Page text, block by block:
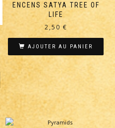
ENCENS SATYA TREE OF
LIFE
2,50 €
AJOUTER AU PANIER